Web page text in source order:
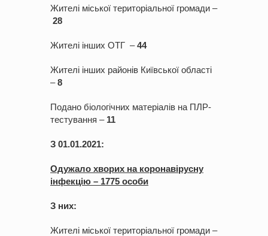
Жителі міської територіальної громади –
28
Жителі інших ОТГ –44
Жителі інших районів Київської області
–8
Подано біологічних матеріалів на ПЛР-
тестування – 11
З 01.01.2021:
Одужало хворих на коронавірусну
інфекцію – 1775 особи
З них:
Жителі міської територіальної громади –